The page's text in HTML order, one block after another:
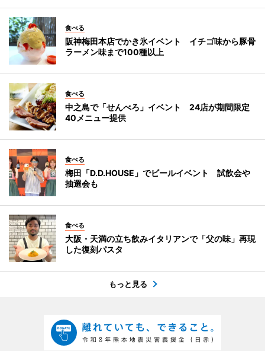
食べる
阪神梅田本店でかき氷イベント イチゴ味から豚骨
ラーメン味まで100種以上
食べる
中之島で「せんべろ」イベント 24店が期間限定
40メニュー提供
食べる
梅田「D.D.HOUSE」でビールイベント 試飲会や
抽選会も
食べる
大阪・天満の立ち飲みイタリアンで「父の味」再現
した復刻パスタ
もっと見る